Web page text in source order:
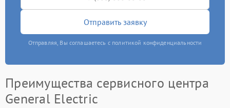
Отправить заявку
Отправляя, Вы соглашаетесь с политикой конфиденциальности
Преимущества сервисного центра
General Electric